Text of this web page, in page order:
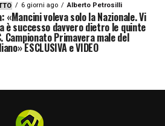
6 giorni ago Alberto Petrosilli
«Mancini voleva solo la Nazionale. Vi
è successo davvero dietro le quinte
Campionato Primavera male del
ESCLUSIVA e VIDEO